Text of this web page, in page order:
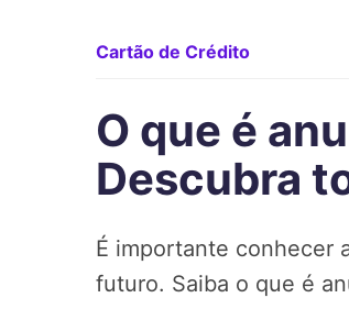
Cartão de Crédito
O que é
Descubra
É importante conhecer
futuro. Saiba o que é